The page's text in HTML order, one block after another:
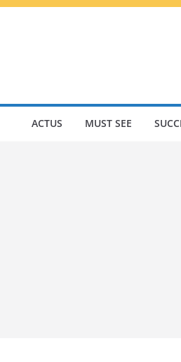
ACTUS MUST SEE